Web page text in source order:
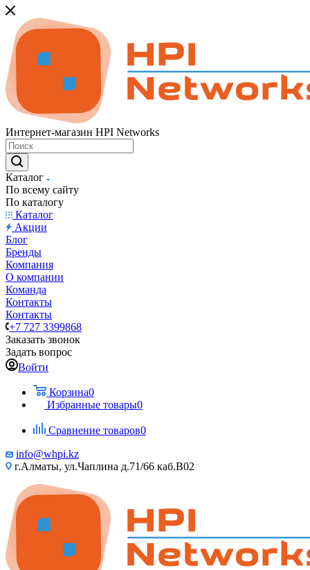
Интернет-магазин HPI Networks
Каталог
По всему сайту
По каталогу
Каталог
Акции
Блог
Бренды
Компания
О компании
Команда
Контакты
Контакты
+7 727 3399868
Заказать звонок
Задать вопрос
Войти
Корзина0
Избранные товары0
Сравнение товаров0
info@whpi.kz
г.Алматы, ул.Чаплина д.71/66 каб.B02